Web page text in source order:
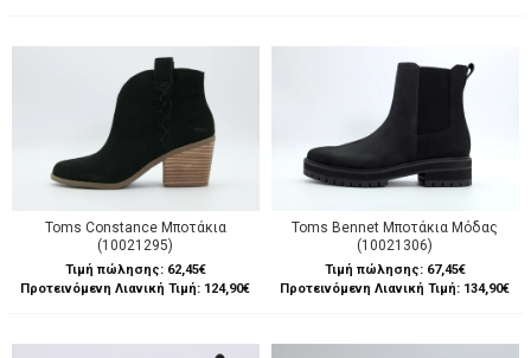
Toms Constance Μποτάκια
(10021295)
Τιμή πώλησης: 62,45€
Προτεινόμενη Λιανική Τιμή: 124,90€
Toms Bennet Μποτάκια Μόδας
(10021306)
Τιμή πώλησης: 67,45€
Προτεινόμενη Λιανική Τιμή: 134,90€